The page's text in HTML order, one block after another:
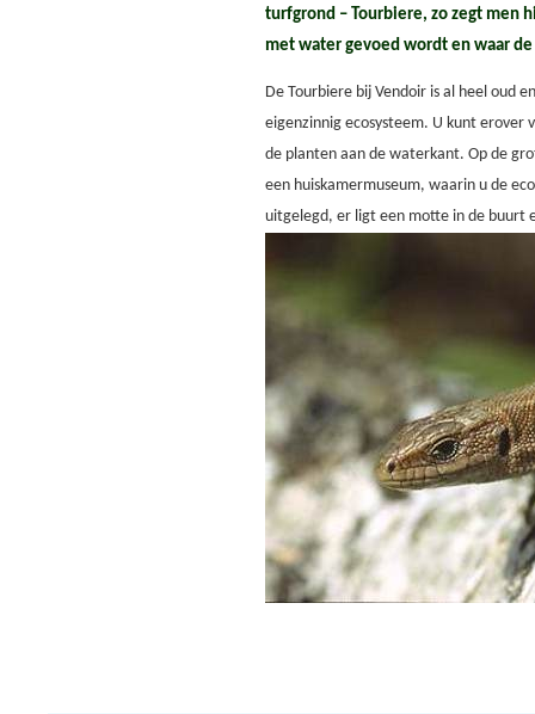
turfgrond – Tourbiere, zo zegt men
met water gevoed wordt en waar
De Tourbiere bij Vendoir is al heel oud
eigenzinnig ecosysteem. U kunt erover
de planten aan de waterkant. Op de
een huiskamermuseum, waarin u de
uitgelegd, er ligt een motte in de buurt